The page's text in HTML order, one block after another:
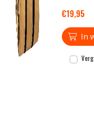
€19,95
In